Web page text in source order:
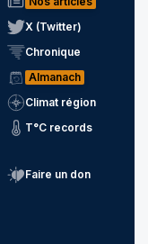
X (Twitter)
Chronique
Almanach
Climat région
T°C records
Faire un don